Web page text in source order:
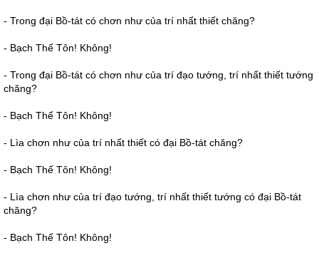
- Trong đại Bồ-tát có chơn như của trí nhất thiết chăng?
- Bạch Thế Tôn! Không!
- Trong đại Bồ-tát có chơn như của trí đạo tướng, trí nhất thiết tướng
chăng?
- Bạch Thế Tôn! Không!
- Lìa chơn như của trí nhất thiết có đại Bồ-tát chăng?
- Bạch Thế Tôn! Không!
- Lìa chơn như của trí đạo tướng, trí nhất thiết tướng có đại Bồ-tát
chăng?
- Bạch Thế Tôn! Không!